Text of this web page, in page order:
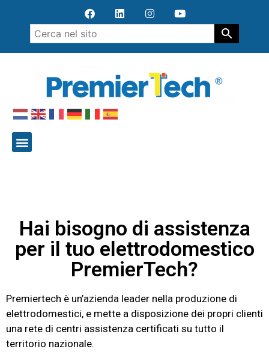
Hai bisogno di assistenza
per il tuo elettrodomestico
PremierTech?
Premiertech è un’azienda leader nella produzione di
elettrodomestici, e mette a disposizione dei propri clienti
una rete di centri assistenza certificati su tutto il
territorio nazionale.